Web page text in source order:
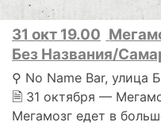
31 окт 19.00
Без Названия/
⚲ No Name Bar, улица
🗎 31 октября —
Мегамозг едет в